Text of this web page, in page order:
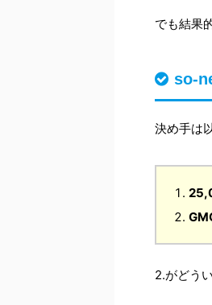
でも結果
so-
決め手は
2.がどう